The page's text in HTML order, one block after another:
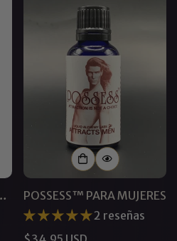
POSSESS™ PARA MUJERES
2 reseñas